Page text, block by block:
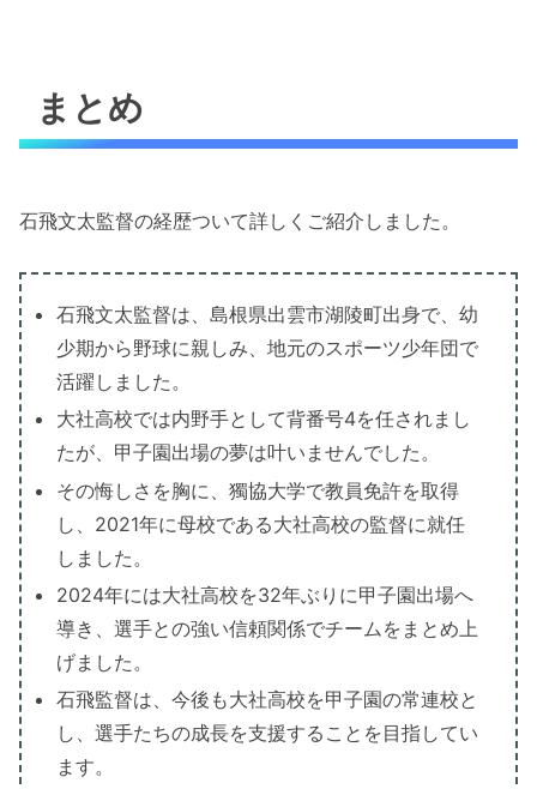
まとめ
石飛文太監督の経歴ついて詳しくご紹介しました。
石飛文太監督は、島根県出雲市湖陵町出身で、幼
少期から野球に親しみ、地元のスポーツ少年団で
活躍しました。
大社高校では内野手として背番号4を任されまし
たが、甲子園出場の夢は叶いませんでした。
その悔しさを胸に、獨協大学で教員免許を取得
し、2021年に母校である大社高校の監督に就任
しました。
2024年には大社高校を32年ぶりに甲子園出場へ
導き、選手との強い信頼関係でチームをまとめ上
げました。
石飛監督は、今後も大社高校を甲子園の常連校と
し、選手たちの成長を支援することを目指してい
ます。